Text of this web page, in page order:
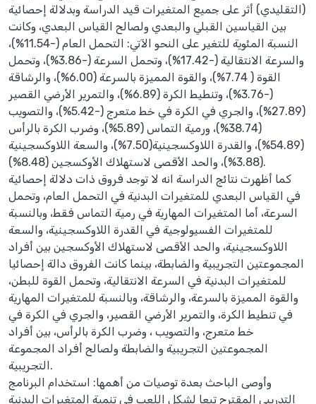
(التقليدي) أثر على جميع المتغيرات قيد الدراسة وبدلالة إحصائية
بين القياسين القبلي والبعدي ولصالح القياس البعدي، وكانت
النسبة المئوية للتغير على النحو الآتي: التحمل العام (-11.54%)،
والسرعة الانتقالية (-17.42%)، وتحمل السرعة (-3.86%)، وتحمل
القوة ( 7.74%)، والقوة المميزة بالسرعة (6.00%)، والرشاقة
(-3.76%)، وتنطيط الكرة (6.89%)، والتمرير الأرضي القصير
(27.89%)، والجري في الكرة في خط متعرج (-5.42%)، والتصويب
(38.74%)، ورمية التماس (5.89%)، وضرب الكرة بالرأس
(54.89%)، والقدرة اللاوكسجينية(7.50%)، والسعة اللاوكسجينية
(3.88%)، والحد الأقصى لاستهلاك الأوكسجين (8.48%).
كما أظهرت نتائج الدراسة انه لا توجد فروق ذات دلالة إحصائية
في القياس البعدي للمتغيرات البدنية في التحمل العام، وتحمل
السرعة، أما المتغيرات المهارية في رمية التماس فقط، وبالنسبة
للمتغيرات الفسيولوجية في القدرة اللاوكسجينية، والسعة
اللاوكسجينية، والحد الأقصى لاستهلاك الأوكسجين بين أفراد
المجموعتين التجريبية والضابطة، بينما كانت الفروق دالة إحصائيا
للمتغيرات البدنية في السرعة الانتقالية، وتحمل القوة للبطن،
والقوة المميزة بالسرعة، والرشاقة، وبالنسبة للمتغيرات المهارية
في تنطيط الكرة، والتمرير الأرضي القصير، والجري في الكرة في
خط متعرج، والتصويب ، وضرب الكرة بالرأس، بين أفراد
المجموعتين التجريبية والضابطة ولصالح أفراد المجموعة
التجريبية.
وأوصى الباحث بعدة توصيات من أهمها: استخدام البرنامج
التدريبي المقترح تبعا لشكل اللعب في تنمية المتغيرات البدنية